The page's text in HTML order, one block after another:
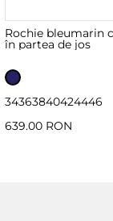
Rochie bleumarin
în partea de jos
34363840424446
639.00 RON